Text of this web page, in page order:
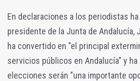
En declaraciones a los periodistas
presidente de la Junta de Andalucía,
ha convertido en "el principal
servicios públicos en Andalucía" y ha
elecciones serán "una importante